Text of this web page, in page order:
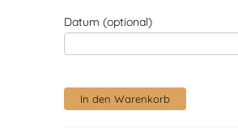
Datum (optional)